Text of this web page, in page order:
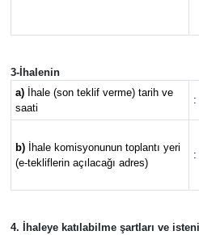
3-İhalenin
a)İhale (son teklif verme) tarih ve
saati
:
b)İhale komisyonunun toplantı yeri
(e-tekliflerin açılacağı adres)
:
4. İhaleye katılabilme şartları ve